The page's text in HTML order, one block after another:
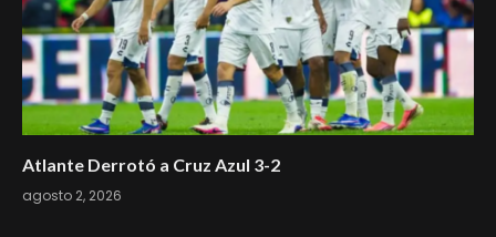
Atlante Derrotó a Cruz Azul 3-2
agosto 2, 2026